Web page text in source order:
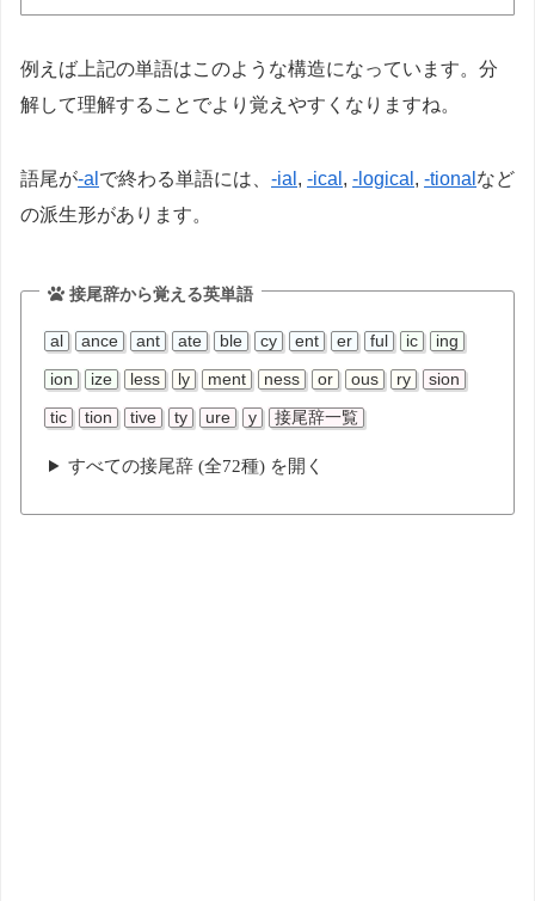
例えば上記の単語はこのような構造になっています。分
解して理解することでより覚えやすくなりますね。
語尾が-al で終わる単語には、 -ial , -ical , -logical , -tional など
の派生形があります。
接尾辞から覚える英単語
al ance ant ate ble cy ent er ful ic ing
ion ize less ly ment ness or ous ry sion
tic tion tive ty ure y 接尾辞一覧
すべての接尾辞 (全72種) を開く